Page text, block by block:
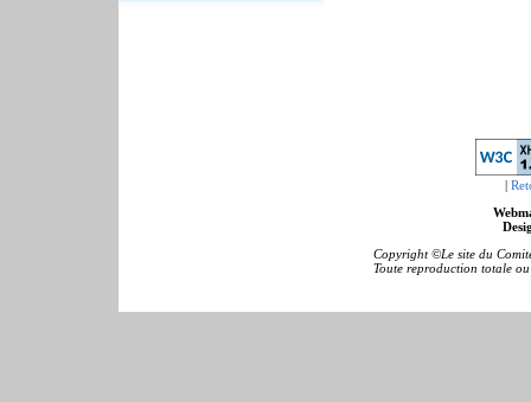
|
Copyright ©Le site du
Toute reproduction totale